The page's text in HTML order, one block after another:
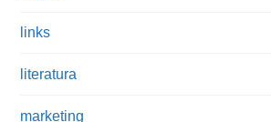
links
literatura
marketing